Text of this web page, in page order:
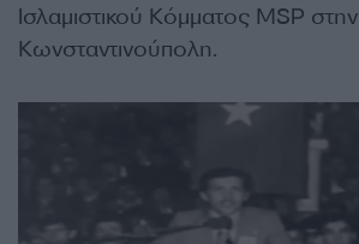
Ισλαμιστικού Κόμματος MSP στην
Κωνσταντινούπολη.